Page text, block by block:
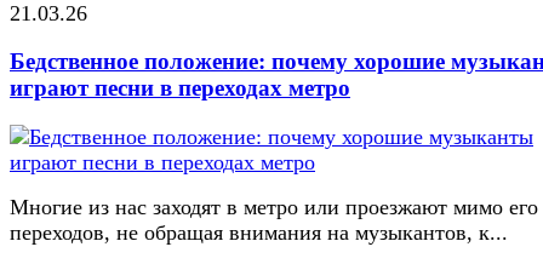
21.03.26
Бедственное положение: почему хорошие
играют песни в переходах метро
Многие из нас заходят в метро или проезжают мимо его
переходов, не обращая внимания на музыкантов, к...